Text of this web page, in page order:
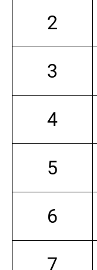
2
3
4
5
6
7